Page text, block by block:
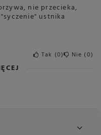
nie przecieka,
ustnika
Tak 0 Nie 0